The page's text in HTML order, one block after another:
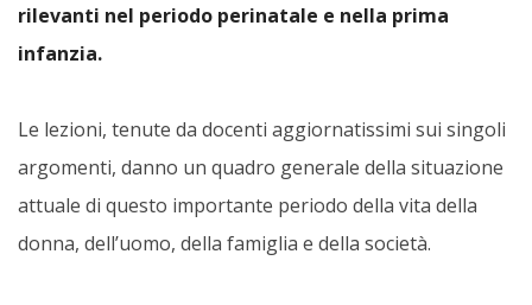
rilevanti nel periodo perinatale e nella prima
infanzia.
Le lezioni, tenute da docenti aggiornatissimi sui singoli
argomenti, danno un quadro generale della situazione
attuale di questo importante periodo della vita della
donna, dell’uomo, della famiglia e della società.